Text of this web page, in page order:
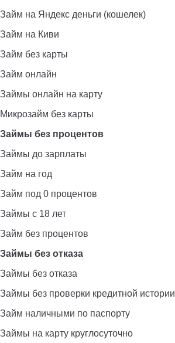
Займ на Яндекс деньги (кошелек)
Займ на Киви
Займ без карты
Займ онлайн
Займы онлайн на карту
Микрозайм без карты
Займы без процентов
Займы до зарплаты
Займ на год
Займ под 0 процентов
Займы с 18 лет
Займ без процентов
Займы без отказа
Займы без отказа
Займы без проверки кредитной истории
Займ наличными по паспорту
Займы на карту круглосуточно